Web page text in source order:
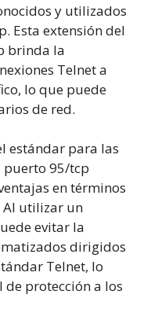
y utilizados
Esta extensión del
brinda la
Telnet a
lo que puede
de red.
estándar para las
puerto 95/tcp
en términos
Al utilizar un
evitar la
dirigidos
Telnet, lo
protección a los